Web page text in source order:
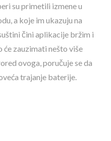
su primetili izmene u
a koje im ukazuju na
čini aplikacije bržim i
će zauzimati nešto više
ovoga, poručuje se da
trajanje baterije.